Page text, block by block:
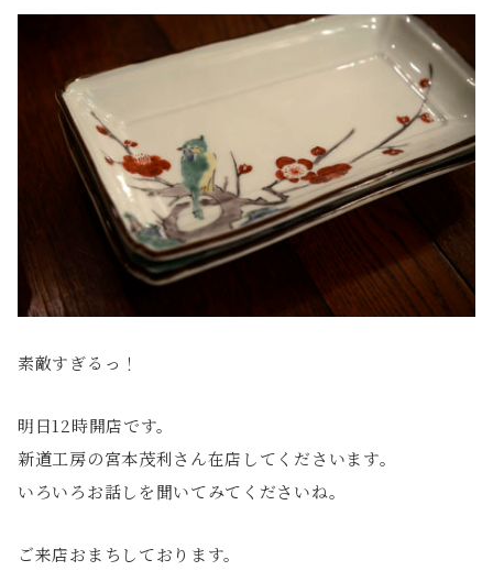
素敵すぎるっ！
明日12時開店です。
新道工房の宮本茂利さん在店してくださいます。
いろいろお話しを聞いてみてくださいね。
ご来店おまちしております。